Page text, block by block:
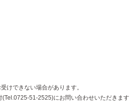
けできない場合があります。
(Tel.0725-51-2525)にお問い合わせいただきます